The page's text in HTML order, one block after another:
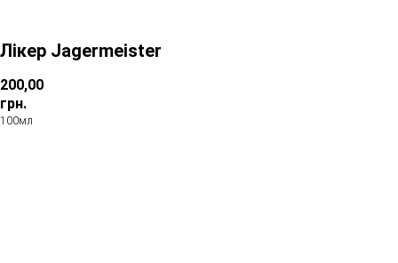
Лікер Jagermeister
200,00
грн.
100мл